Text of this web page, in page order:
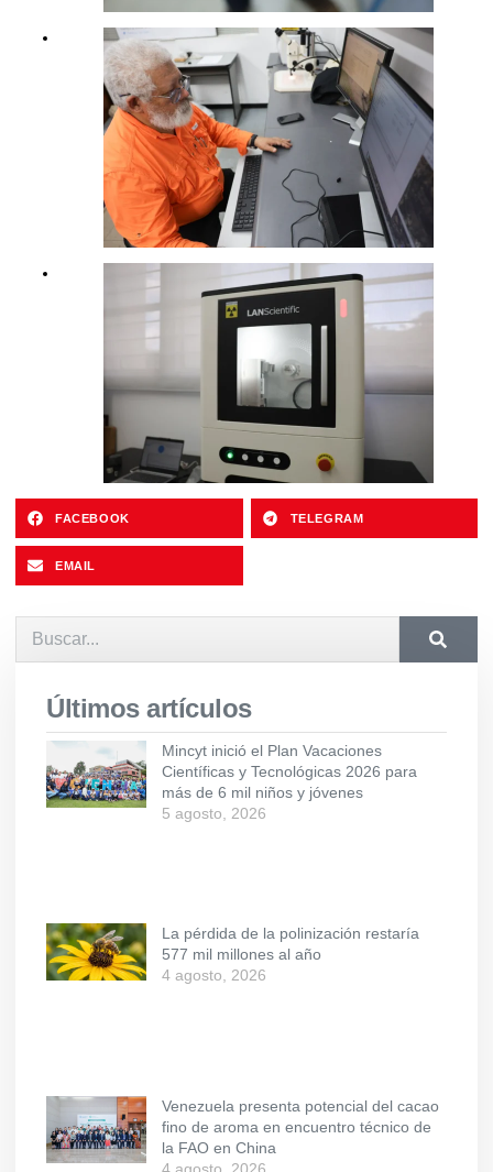
FACEBOOK TELEGRAM
EMAIL
Últimos artículos
Mincyt inició el Plan Vacaciones
Científicas y Tecnológicas 2026 para
más de 6 mil niños y jóvenes
5 agosto, 2026
La pérdida de la polinización restaría
577 mil millones al año
4 agosto, 2026
Venezuela presenta potencial del cacao
fino de aroma en encuentro técnico de
la FAO en China